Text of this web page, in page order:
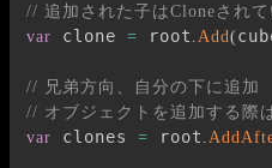
// 追加された子はCloneされ
var clone = root .Add(
// 兄弟方向、自分の下に追加
// オブジェクトを追加する際
var clones = root .